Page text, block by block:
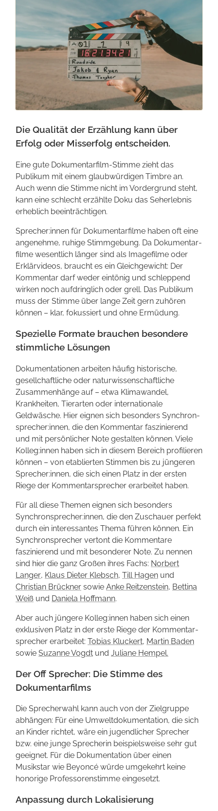
Die Qualität der Erzählung kann über
Erfolg oder Misserfolg entscheiden.
Eine gute Dokumentar­film-Stimme zieht das
Publikum mit einem glaub­würdigen Timbre an.
Auch wenn die Stimme nicht im Vordergrund steht,
kann eine schlecht erzählte Doku das Seh­erlebnis
erheblich beein­trächtigen.
Sprecher:innen für Dokumentar­filme haben oft eine
angenehme, ruhige Stimm­gebung. Da Dokumentar­
filme wesentlich länger sind als Image­filme oder
Erklär­videos, braucht es ein Gleich­gewicht: Der
Kommentar darf weder eintönig und schleppend
wirken noch aufdringlich oder grell. Das Publikum
muss der Stimme über lange Zeit gern zuhören
können – klar, fokussiert und ohne Ermüdung.
Spezielle Formate brauchen besondere
stimmliche Lösungen
Dokumentationen arbeiten häufig historische,
gesell­chaftliche oder natur­wissen­schaftliche
Zusammen­hänge auf – etwa Klimawandel,
Krankheiten, Tierarten oder inter­nationale
Geldwäsche. Hier eignen sich besonders Synchron­
sprecher:innen, die den Kommentar faszinierend
und mit persönlicher Note gestalten können. Viele
Kolleg:innen haben sich in diesem Bereich profilieren
können – von etablierten Stimmen bis zu jüngeren
Sprecher:innen, die sich einen Platz in der ersten
Riege der Kommentar­sprecher erarbeitet haben.
Für all diese Themen eignen sich besonders
Synchronsprecher:innen, die den Zuschauer perfekt
durch ein interessantes Thema führen können. Ein
Synchron­sprecher vertont die Kommentare
faszinierend und mit besonderer Note. Zu nennen
sind hier die ganz Großen ihres Fachs: Norbert
Langer, Klaus Dieter Klebsch, Till Hagen und
Christian Brückner sowie Anke Reitzenstein, Bettina
Weiß und Daniela Hoffmann.
Aber auch jüngere Kolleg:innen haben sich einen
exklusiven Platz in der erste Riege der Kommentar­
sprecher erarbeitet: Tobias Kluckert, Martin Baden
sowie Suzanne Vogdt und Juliane Hempel.
Der Off Sprecher: Die Stimme des
Dokumentarfilms
Die Sprecher­wahl kann auch von der Ziel­gruppe
abhängen: Für eine Umwelt­dokumentation, die sich
an Kinder richtet, wäre ein jugendlicher Sprecher
bzw. eine junge Sprecherin beispielsweise sehr gut
geeignet. Für die Dokumentation über einen
Musikstar wie Beyoncé würde umgekehrt keine
honorige Professoren­stimme eingesetzt.
Anpassung durch Lokalisierung